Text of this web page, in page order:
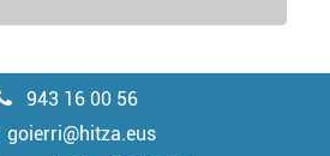
943 16 00 56
goierri@hitza.eus